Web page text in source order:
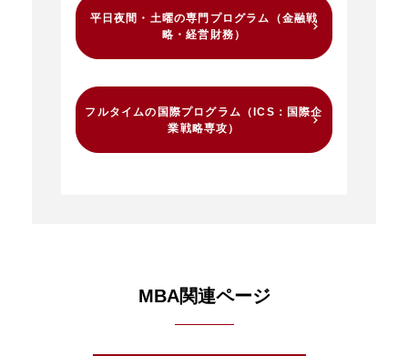
平日夜間・土曜の専門プログラム（金融戦
略・経営財務）
フルタイムの国際プログラム（ICS：国際企
業戦略専攻）
MBA関連ページ